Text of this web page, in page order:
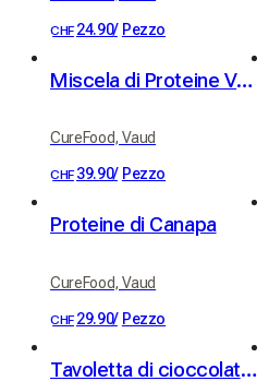
CHF 24.90/ Pezzo
Miscela di Proteine Vegetali alla Cannella
CureFood, Vaud
CHF 39.90/ Pezzo
Proteine di Canapa
CureFood, Vaud
CHF 29.90/ Pezzo
Tavoletta di cioccolato fondente Grenada 65%